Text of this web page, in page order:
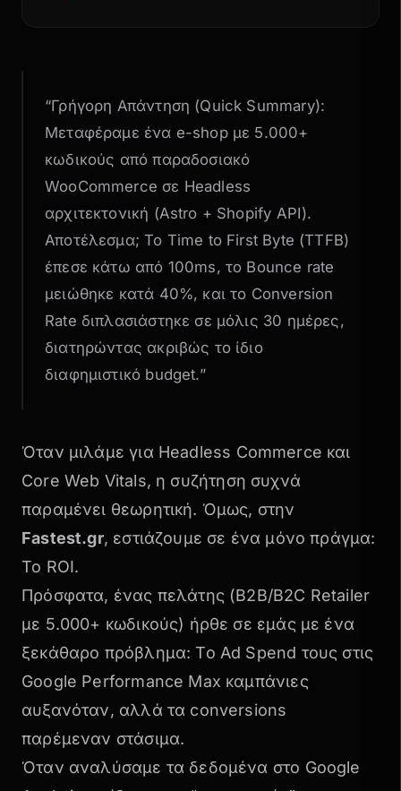
“Γρήγορη Απάντηση (Quick Summary):
Μεταφέραμε ένα e-shop με 5.000+
κωδικούς από παραδοσιακό
WooCommerce σε Headless
αρχιτεκτονική (Astro + Shopify API).
Αποτέλεσμα; Το Time to First Byte (TTFB)
έπεσε κάτω από 100ms, το Bounce rate
μειώθηκε κατά 40%, και το Conversion
Rate διπλασιάστηκε σε μόλις 30 ημέρες,
διατηρώντας ακριβώς το ίδιο
διαφημιστικό budget.”
Όταν μιλάμε για Headless Commerce και
Core Web Vitals, η συζήτηση συχνά
παραμένει θεωρητική. Όμως, στην
Fastest.gr, εστιάζουμε σε ένα μόνο πράγμα:
Το ROI.
Πρόσφατα, ένας πελάτης (B2B/B2C Retailer
με 5.000+ κωδικούς) ήρθε σε εμάς με ένα
ξεκάθαρο πρόβλημα: Το Ad Spend τους στις
Google Performance Max καμπάνιες
αυξανόταν, αλλά τα conversions
παρέμεναν στάσιμα.
Όταν αναλύσαμε τα δεδομένα στο Google